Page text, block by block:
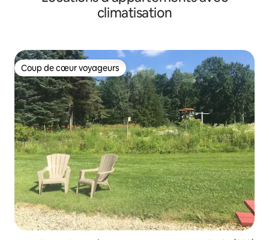
climatisation
Coup de cœur voyageurs
Coup de cœur voyageurs